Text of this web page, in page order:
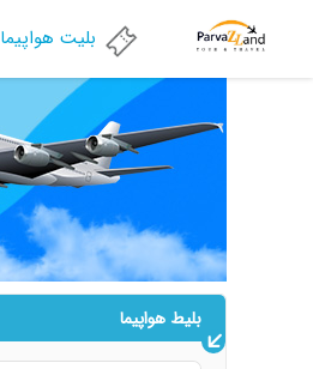
بلیت هواپیما
بلیط هواپیما